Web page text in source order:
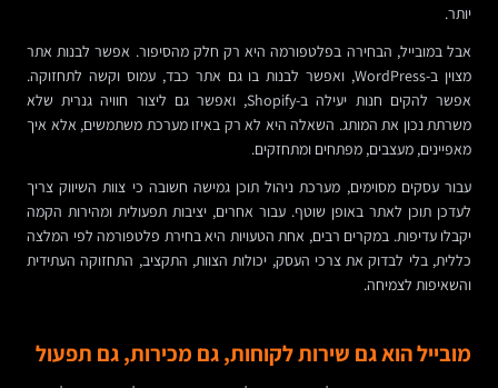
יותר.
אבל במובייל, הבחירה בפלטפורמה היא רק חלק מהסיפור. אפשר לבנות אתר
מצוין ב-WordPress, ואפשר לבנות בו גם אתר כבד, עמוס וקשה לתחזוקה.
אפשר להקים חנות יעילה ב-Shopify, ואפשר גם ליצור חוויה גנרית שלא
משרתת נכון את המותג. השאלה היא לא רק באיזו מערכת משתמשים, אלא איך
מאפיינים, מעצבים, מפתחים ומתחזקים.
עבור עסקים מסוימים, מערכת ניהול תוכן גמישה חשובה כי צוות השיווק צריך
לעדכן תוכן לאתר באופן שוטף. עבור אחרים, יציבות תפעולית ומהירות הקמה
יקבלו עדיפות. במקרים רבים, אחת הטעויות היא בחירת פלטפורמה לפי המלצה
כללית, בלי לבדוק את צרכי העסק, יכולות הצוות, התקציב, התחזוקה העתידית
והשאיפות לצמיחה.
מובייל הוא גם שירות לקוחות, גם מכירות, גם תפעול